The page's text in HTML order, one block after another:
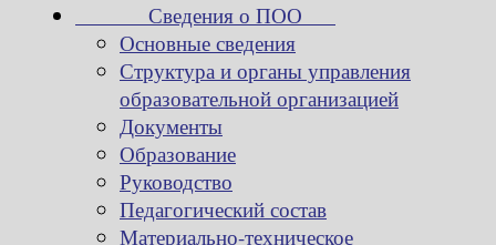
Сведения о ПОО
Основные сведения
Структура и органы управления
образовательной организацией
Документы
Образование
Руководство
Педагогический состав
Материально-техническое